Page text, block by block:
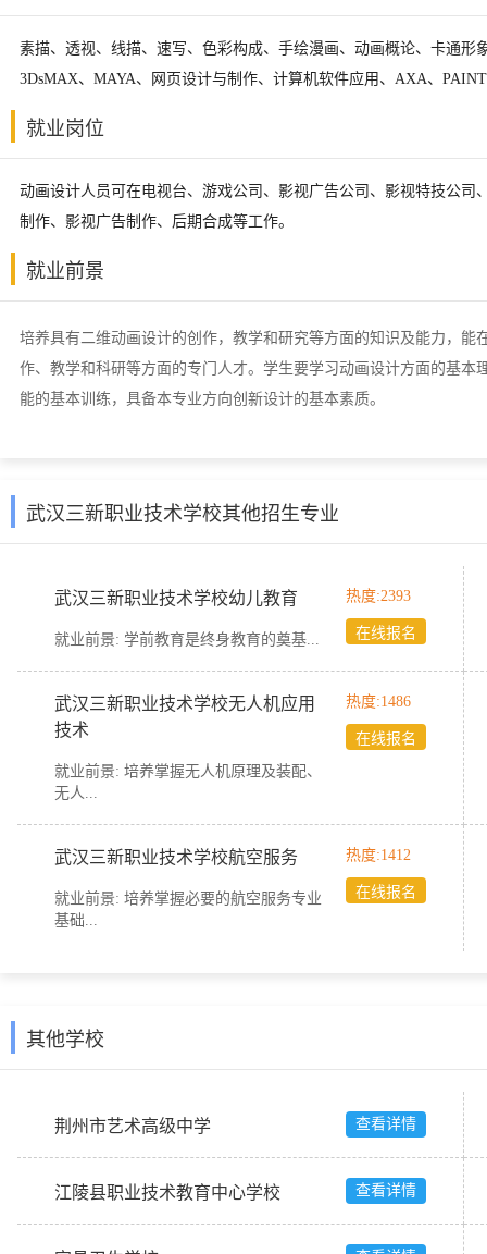
素描、透视、线描、速写、色彩构成、手绘漫画、动画概论、卡通形
3DsMAX、MAYA、网页设计与制作、计算机软件应用、AXA、
就业岗位
动画设计人员可在电视台、游戏公司、影视广告公司、影视特技公
制作、影视广告制作、后期合成等工作。
就业前景
培养具有二维动画设计的创作，教学和研究等方面的知识及能力，
作、教学和科研等方面的专门人才。学生要学习动画设计方面的基
能的基本训练，具备本专业方向创新设计的基本素质。
武汉三新职业技术学校其他招生专业
武汉三新职业技术学校幼儿教育
就业前景: 学前教育是终身教育的奠基...
热度:2393
在线报名
武汉三新职业技术学校无人机应用
技术
就业前景: 培养掌握无人机原理及装配、
无人...
热度:1486
在线报名
武汉三新职业技术学校航空服务
就业前景: 培养掌握必要的航空服务专业
基础...
热度:1412
在线报名
其他学校
荆州市艺术高级中学 查看详情
江陵县职业技术教育中心学校 查看详情